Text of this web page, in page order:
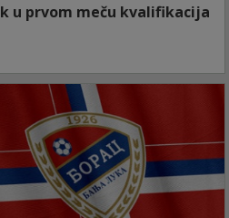
u prvom meču kvalifikacija